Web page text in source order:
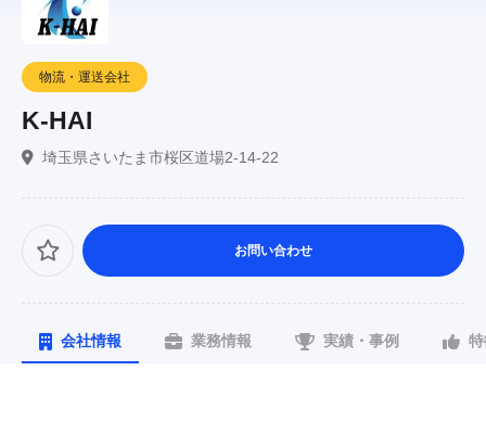
物流・運送会社
K-HAI
埼玉県さいたま市桜区道場2-14-22
お問い合わせ
会社情報 業務情報 実績・事例